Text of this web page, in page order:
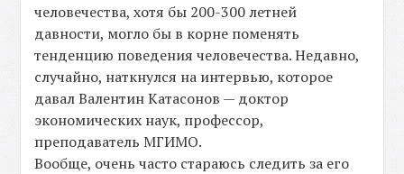
человечества, хотя бы 200-300 летней
давности, могло бы в корне поменять
тенденцию поведения человечества. Недавно,
случайно, наткнулся на интервью, которое
давал Валентин Катасонов — доктор
экономических наук, профессор,
преподаватель МГИМО.
Вообще, очень часто стараюсь следить за его